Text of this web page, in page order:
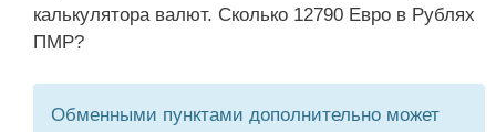
калькулятора валют. Сколько 12790 Евро в Рублях
ПМР?
Обменными пунктами дополнительно может